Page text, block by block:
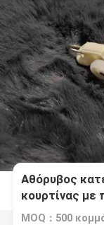
Αθόρυβος
κουρτίνας με
κουρτίνας
MOQ：500